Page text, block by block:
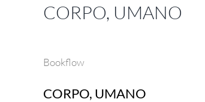
CORPO, UMANO
Bookflow
CORPO, UMANO